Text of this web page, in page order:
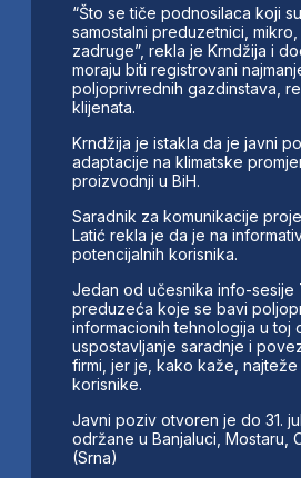
“Što se tiče podnosilaca koji
samostalni preduzetnici,
zadruge”, rekla je Krndžija i
moraju biti registrovani
poljoprivrednih gazdinstava,
klijenata.
Krndžija je istakla da je javni
adaptacije na klimatske
proizvodnji u BiH.
Saradnik za komunikacije
Latić rekla je da je na
potencijalnih korisnika.
Jedan od učesnika info-sesije
preduzeća koje se bavi
informacionih tehnologija u toj
uspostavljanje saradnje i
firmi, jer je, kako kaže,
korisnike.
Javni poziv otvoren je do 31.
održane u Banjaluci, Mostaru,
(Srna)